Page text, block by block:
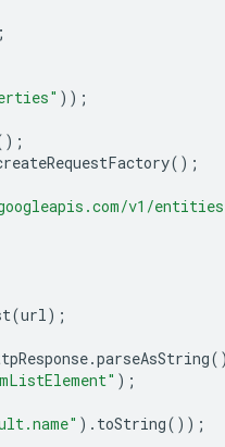
));
();
v1/
(url);
.parseAsString
);
). toString());